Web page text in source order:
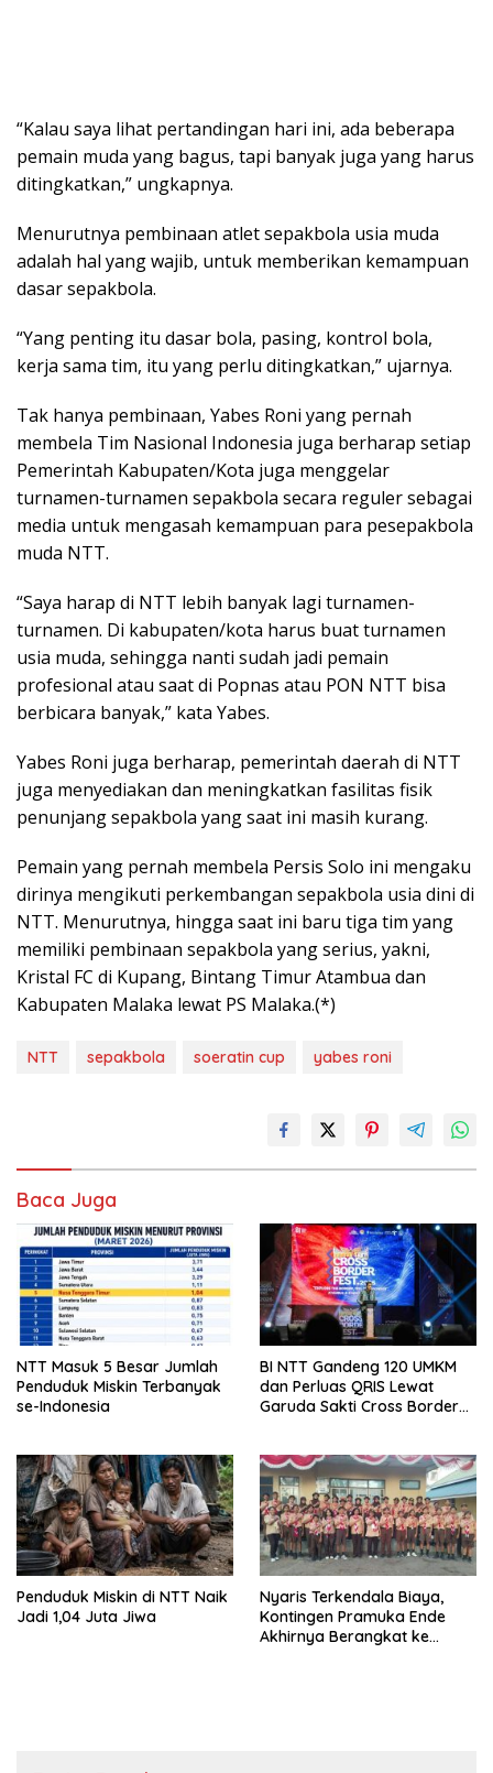
“Kalau saya lihat pertandingan hari ini, ada beberapa
pemain muda yang bagus, tapi banyak juga yang harus
ditingkatkan,” ungkapnya.
Menurutnya pembinaan atlet sepakbola usia muda
adalah hal yang wajib, untuk memberikan kemampuan
dasar sepakbola.
“Yang penting itu dasar bola, pasing, kontrol bola,
kerja sama tim, itu yang perlu ditingkatkan,” ujarnya.
Tak hanya pembinaan, Yabes Roni yang pernah
membela Tim Nasional Indonesia juga berharap setiap
Pemerintah Kabupaten/Kota juga menggelar
turnamen-turnamen sepakbola secara reguler sebagai
media untuk mengasah kemampuan para pesepakbola
muda NTT.
“Saya harap di NTT lebih banyak lagi turnamen-
turnamen. Di kabupaten/kota harus buat turnamen
usia muda, sehingga nanti sudah jadi pemain
profesional atau saat di Popnas atau PON NTT bisa
berbicara banyak,” kata Yabes.
Yabes Roni juga berharap, pemerintah daerah di NTT
juga menyediakan dan meningkatkan fasilitas fisik
penunjang sepakbola yang saat ini masih kurang.
Pemain yang pernah membela Persis Solo ini mengaku
dirinya mengikuti perkembangan sepakbola usia dini di
NTT. Menurutnya, hingga saat ini baru tiga tim yang
memiliki pembinaan sepakbola yang serius, yakni,
Kristal FC di Kupang, Bintang Timur Atambua dan
Kabupaten Malaka lewat PS Malaka.(*)
NTT sepakbola soeratin cup yabes roni
Baca Juga
NTT Masuk 5 Besar Jumlah
Penduduk Miskin Terbanyak
se-Indonesia
BI NTT Gandeng 120 UMKM
dan Perluas QRIS Lewat
Garuda Sakti Cross Border
Penduduk Miskin di NTT Naik
Jadi 1,04 Juta Jiwa
Nyaris Terkendala Biaya,
Kontingen Pramuka Ende
Akhirnya Berangkat ke